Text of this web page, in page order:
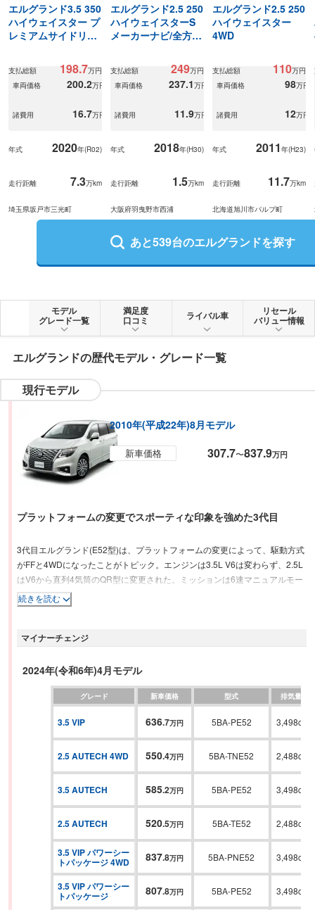
エルグランド3.5 350
ハイウェイスター プ
レミアムサイドリフ
支払総額 198.7万円
車両価格
200.2万円
諸費用 16.7万円
年式 2020年(R02)
走行距離 7.3万km
埼玉県坂戸市三光町
エルグランド2.5 250
ハイウェイスターS
メーカーナビ/全方位
支払総額 249万円
車両価格
237.1万円
諸費用 11.9万円
年式 2018年(H30)
走行距離 1.5万km
大阪府羽曳野市西浦
エルグランド2.5 250
ハイウェイスター
4WD
支払総額 110万円
車両価格
98万円
諸費用 12万円
年式 2011 年(H23)
走行距離 11.7万km
北海道旭川市パルプ町
あと539台のエルグランドを探す
モデル
グレード一覧
満足度
口コミ ライバル車 リセール
バリュー情報
エルグランドの歴代モデル・グレード一覧
現行モデル
2010年(平成22年)8月モデル
新車価格 307.7〜837.9万円
プラットフォームの変更でスポーティな印象を強めた3代目
3代目エルグランド(E52型)は、プラットフォームの変更によって、駆動方式
がFFと4WDになったことがトピック。エンジンは3.5L V6は変わらず、2.5L
はV6から直列4気筒のQR型に変更された。ミッションは6速マニュアルモー
ド付きのエクストロニックCVT-M6を採用する。低床化をはたした室内は、
乗員を包み込むような上質な乗り心地のトリプルオットマン付シートや電動
ムなどを採用した後席プライベートシアターシステムなど、くつろぎと快適
続きを読む
マイナーチェンジ
2024年(令和6年)4月モデル
グレード 新車価格 型式 排気量
3.5 VIP 636.7万円 5BA-PE52 3,498cc
2.5 AUTECH 4WD 550.4万円 5BA-TNE52 2,488cc
3.5 AUTECH 585.2万円 5BA-PE52 3,498cc
2.5 AUTECH 520.5万円 5BA-TE52 2,488cc
3.5 VIP パワーシー
トパッケージ 4WD 837.8万円 5BA-PNE52 3,498cc
3.5 VIP パワーシー
トパッケージ 807.8万円 5BA-PE52 3,498cc